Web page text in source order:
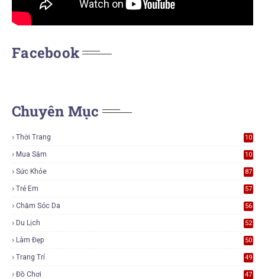
Facebook
Chuyên Mục
Thời Trang
10
Mua Sắm
10
Sức Khỏe 87
Trẻ Em 57
Chăm Sóc Da 56
Du Lịch 52
Làm Đẹp 50
Trang Trí 49
Đồ Chơi 47